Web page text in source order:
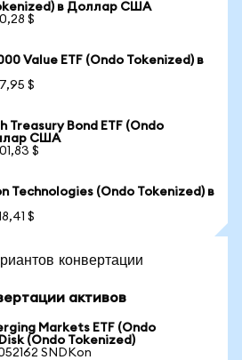
в Доллар США
$
Value ETF (Ondo Tokenized) в
$
Treasury Bond ETF (Ondo
США
$
Technologies (Ondo Tokenized) в
$
конвертации
активов
Markets ETF (Ondo
(Ondo Tokenized)
SNDKon